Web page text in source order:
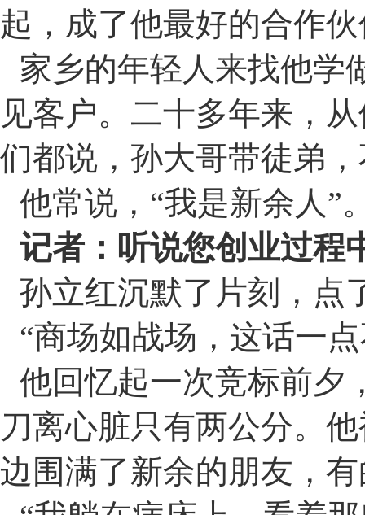
起，成了他最好的合作
家乡的年轻人来找他学
见客户。二十多年来，
们都说，孙大哥带徒弟
他常说， “我是新余人”
记者：听说您创业过程
孙立红沉默了片刻，点
“商场如战场，这话一
他回忆起一次竞标前夕
刀离心脏只有两公分。
边围满了新余的朋友，